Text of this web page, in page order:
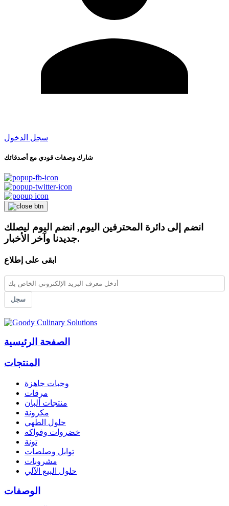
سجل الدخول
شارك وصفات قودي مع أصدقائك
انضم إلى دائرة المحترفين اليوم, انضم اليوم ليصلك
جديدنا وآخر الأخبار.
ابقى على إطلاع
سجل
الصفحة الرئيسية
المنتجات
وجبات جاهزة
مرقات
منتجات ألبان
مكرونة
حلول الطهي
خضروات وفواكه
تونة
توابل وصلصات
مشروبات
حلول البيع الآلي
الوصفات